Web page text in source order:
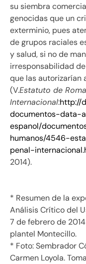
su siembra
genocidas que un
exterminio, pues
de grupos raciales
y salud, si no de
irresponsabilidad
que las autorizarían
(V.Estatuto de
Internacional:http://
documentos-data-
espanol/
humanos/4546-
penal-
2014).
* Resumen de la
Análisis Crítico del
7 de febrero de
plantel Montecillo.
* Foto:Sembrador
Carmen Loyola.